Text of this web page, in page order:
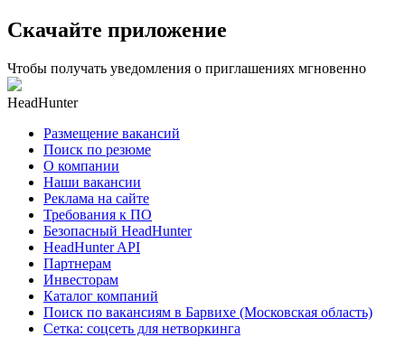
Скачайте приложение
Чтобы получать уведомления о приглашениях мгновенно
HeadHunter
Размещение вакансий
Поиск по резюме
О компании
Наши вакансии
Реклама на сайте
Требования к ПО
Безопасный HeadHunter
HeadHunter API
Партнерам
Инвесторам
Каталог компаний
Поиск по вакансиям в Барвихе (Московская область)
Сетка: соцсеть для нетворкинга